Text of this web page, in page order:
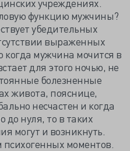
функцию мужчины?
убедительных
выраженных
мужчина мочится в
для этого ночью, не
болезненные
живота, пояснице,
несчастен и когда
до нуля, то в таких
могут и возникнуть.
психогенных моментов.